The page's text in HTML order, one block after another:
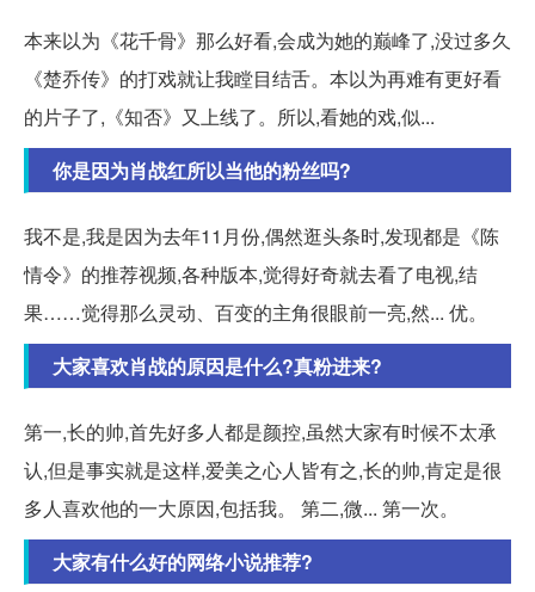
本来以为《花千骨》那么好看,会成为她的巅峰了,没过多久
《楚乔传》的打戏就让我瞠目结舌。本以为再难有更好看
的片子了,《知否》又上线了。所以,看她的戏,似...
你是因为肖战红所以当他的粉丝吗?
我不是,我是因为去年11月份,偶然逛头条时,发现都是《陈
情令》的推荐视频,各种版本,觉得好奇就去看了电视,结
果……觉得那么灵动、百变的主角很眼前一亮,然... 优。
大家喜欢肖战的原因是什么?真粉进来?
第一,长的帅,首先好多人都是颜控,虽然大家有时候不太承
认,但是事实就是这样,爱美之心人皆有之,长的帅,肯定是很
多人喜欢他的一大原因,包括我。 第二,微... 第一次。
大家有什么好的网络小说推荐?